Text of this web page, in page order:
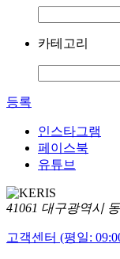
카테고리
등록
인스타그램
페이스북
유튜브
41061 대구광역시
고객센터 (평일: